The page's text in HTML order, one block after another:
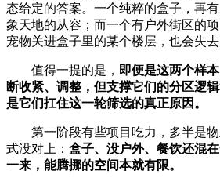
态给定的答案。一个纯粹的盒子，再
象天地的从容；而一个有户外街区的
宠物关进盒子里的某个楼层，也会失去
值得一提的是， 即便是这两个样
断收紧、调整，但支撑它们的分区逻
是它们扛住这一轮筛选的真正原因。
第一阶段有些项目吃力，多半是
式没对上： 盒子、没户外、餐饮还混
一来，能腾挪的空间本就有限。